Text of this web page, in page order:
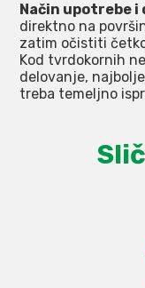
Način upotrebe i
direktno na
zatim očistiti
Kod tvrdokornih
delovanje,
treba temeljno